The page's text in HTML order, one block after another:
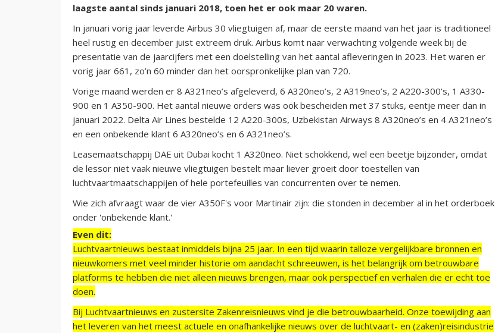
laagste aantal sinds januari 2018, toen het er ook maar 20 waren.
In januari vorig jaar leverde Airbus 30 vliegtuigen af, maar de eerste maand van het jaar is traditioneel
heel rustig en december juist extreem druk. Airbus komt naar verwachting volgende week bij de
presentatie van de jaarcijfers met een doelstelling van het aantal afleveringen in 2023. Het waren er
vorig jaar 661, zo’n 60 minder dan het oorspronkelijke plan van 720.
Vorige maand werden er 8 A321neo’s afgeleverd, 6 A320neo’s, 2 A319neo’s, 2 A220-300’s, 1 A330-
900 en 1 A350-900. Het aantal nieuwe orders was ook bescheiden met 37 stuks, eentje meer dan in
januari 2022. Delta Air Lines bestelde 12 A220-300s, Uzbekistan Airways 8 A320neo’s en 4 A321neo’s
en een onbekende klant 6 A320neo’s en 6 A321neo’s.
Leasemaatschappij DAE uit Dubai kocht 1 A320neo. Niet schokkend, wel een beetje bijzonder, omdat
de lessor niet vaak nieuwe vliegtuigen bestelt maar liever groeit door toestellen van
luchtvaartmaatschappijen of hele portefeuilles van concurrenten over te nemen.
Wie zich afvraagt waar de vier A350F's voor Martinair zijn: die stonden in december al in het orderboek
onder 'onbekende klant.'
Even dit:
Luchtvaartnieuws bestaat inmiddels bijna 25 jaar. In een tijd waarin talloze vergelijkbare bronnen en
nieuwkomers met veel minder historie om aandacht schreeuwen, is het belangrijk om betrouwbare
platforms te hebben die niet alleen nieuws brengen, maar ook perspectief en verhalen die er echt toe
doen.
Bij Luchtvaartnieuws en zustersite Zakenreisnieuws vind je die betrouwbaarheid. Onze toewijding aan
het leveren van het meest actuele en onafhankelijke nieuws over de luchtvaart- en (zaken)reisindustrie